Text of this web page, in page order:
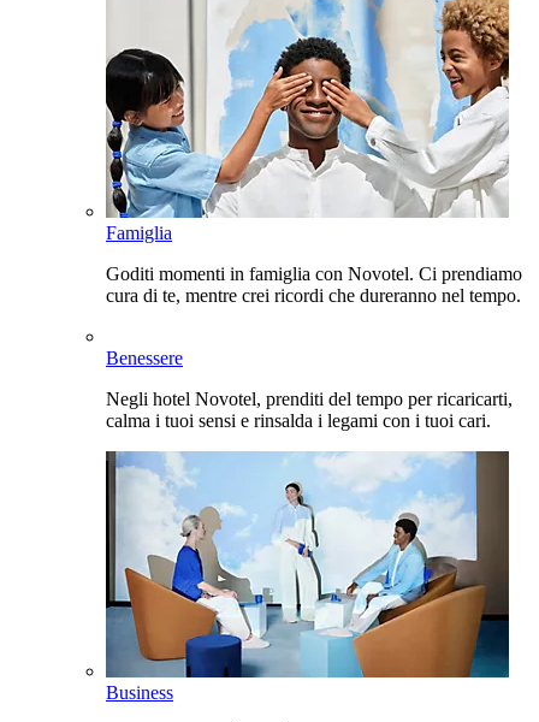
Famiglia
Goditi momenti in famiglia con Novotel. Ci prendiamo
cura di te, mentre crei ricordi che dureranno nel tempo.
Benessere
Negli hotel Novotel, prenditi del tempo per ricaricarti,
calma i tuoi sensi e rinsalda i legami con i tuoi cari.
Business